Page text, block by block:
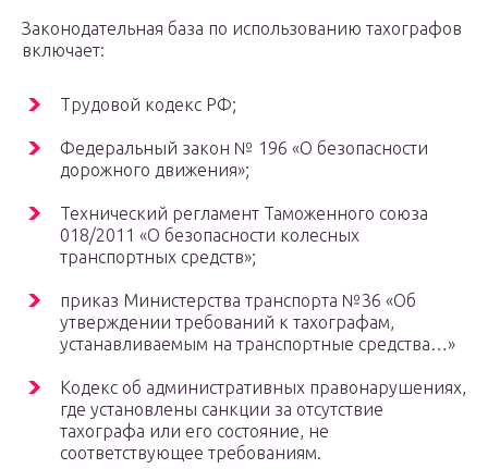
Законодательная база по использованию тахографов
включает:
Трудовой кодекс РФ;
Федеральный закон № 196 «О безопасности
дорожного движения»;
Технический регламент Таможенного союза
018/2011 «О безопасности колесных
транспортных средств»;
приказ Министерства транспорта №36 «Об
утверждении требований к тахографам,
устанавливаемым на транспортные средства…»
Кодекс об административных правонарушениях,
где установлены санкции за отсутствие
тахографа или его состояние, не
соответствующее требованиям.